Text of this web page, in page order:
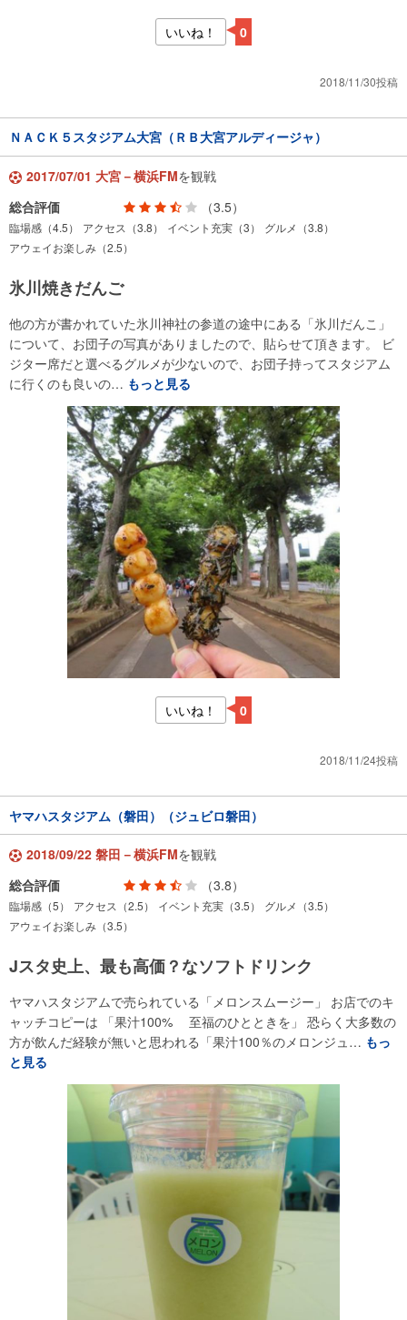
いいね！ 0
2018/11/30投稿
ＮＡＣＫ５スタジアム大宮（ＲＢ大宮アルディージャ）
2017/07/01 大宮－横浜FMを観戦
総合評価
（3.5）
臨場感（4.5） アクセス（3.8） イベント充実（3）
グルメ（3.8）
アウェイお楽しみ（2.5）
氷川焼きだんご
他の方が書かれていた氷川神社の参道の途中にある「氷川だんこ」
について、お団子の写真がありましたので、貼らせて頂きます。 ビ
ジター席だと選べるグルメが少ないので、お団子持ってスタジアム
に行くのも良いの… もっと見る
いいね！ 0
2018/11/24投稿
ヤマハスタジアム（磐田）（ジュビロ磐田）
2018/09/22 磐田－横浜FMを観戦
総合評価
（3.8）
臨場感（5） アクセス（2.5） イベント充実（3.5）
グルメ（3.5）
アウェイお楽しみ（3.5）
Jスタ史上、最も高価？なソフトドリンク
ヤマハスタジアムで売られている「メロンスムージー」 お店でのキ
ャッチコピーは 「果汁100% 至福のひとときを」 恐らく大多数の
方が飲んだ経験が無いと思われる「果汁100％のメロンジュ… もっ
と見る